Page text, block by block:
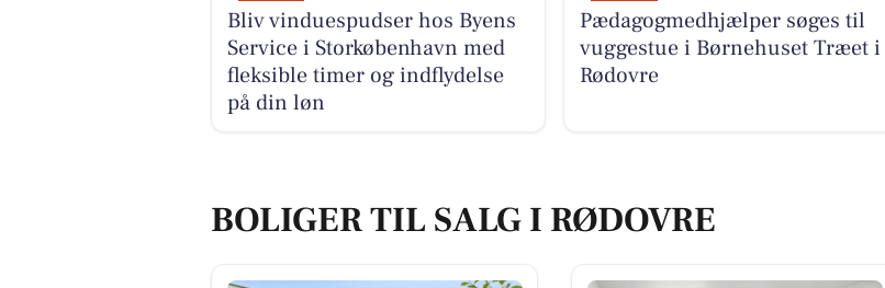
Bliv vinduespudser hos Byens
Service i Storkøbenhavn med
fleksible timer og indflydelse
på din løn
Pædagogmedhjælper søges til
vuggestue i Børnehuset Træet i
Rødovre
BOLIGER TIL SALG I RØDOVRE